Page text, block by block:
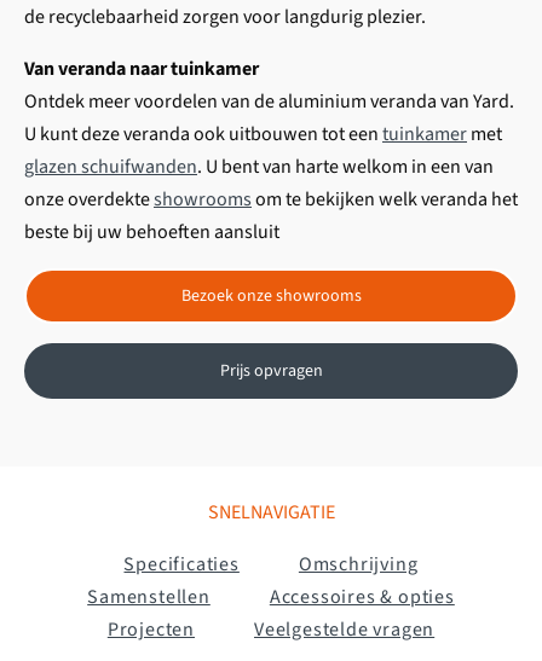
de recyclebaarheid zorgen voor langdurig plezier.
Van veranda naar tuinkamer
Ontdek meer voordelen van de aluminium veranda van Yard.
U kunt deze veranda ook uitbouwen tot eentuinkamermet
glazen schuifwanden. U bent van harte welkom in een van
onze overdekteshowroomsom te bekijken welkveranda het
beste bij uw behoeften aansluit
Bezoek onze showrooms
Prijs opvragen
SNELNAVIGATIE
Specificaties
Omschrijving
Samenstellen
Accessoires & opties
Projecten
Veelgestelde vragen